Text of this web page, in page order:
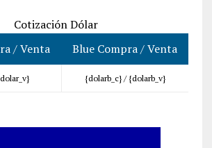
Cotización Dólar
/ Venta
Blue Compra / Venta
{dolarb_c} / {dolarb_v}